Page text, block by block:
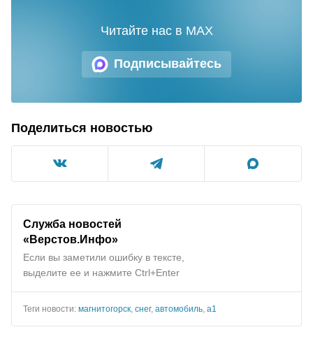
Подписывайтесь
Читайте нас в MAX
Поделиться новостью
Служба новостей
«Верстов.Инфо»
Если вы заметили ошибку в тексте,
выделите ее и нажмите Ctrl+Enter
Теги новости: магнитогорск снег, автомобиль а1